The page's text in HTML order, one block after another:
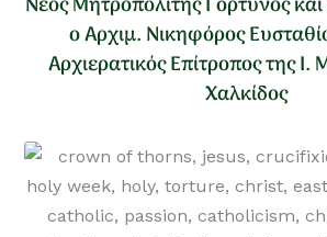
Νέος Μητροπολίτης Γόρτυνος
ο Αρχιμ. Νικηφόρος
Αρχιερατικός Επίτροπος της
Χαλκίδος